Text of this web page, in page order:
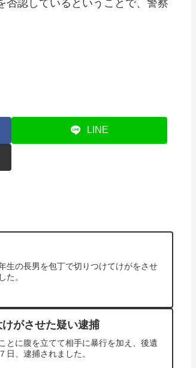
認しているということで、警察
LINE
生の長男を包丁で切りつけてけがをさせ
た。
がさせた疑い逮捕
とに腹を立てて相手に暴行を加え、後遺
日、逮捕されました。